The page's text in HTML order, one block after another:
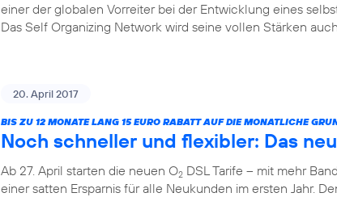
einer der globalen Vorreiter bei der Entwicklung eines
Das Self Organizing Network wird seine vollen Stärken
20. April 2017
BIS ZU 12 MONATE LANG 15 EURO RABATT AUF DIE MONATLICHE
Noch schneller und flexibler: Das
Ab 27. April starten die neuen O2 DSL Tarife – mit mehr
einer satten Ersparnis für alle Neukunden im ersten Jahr.